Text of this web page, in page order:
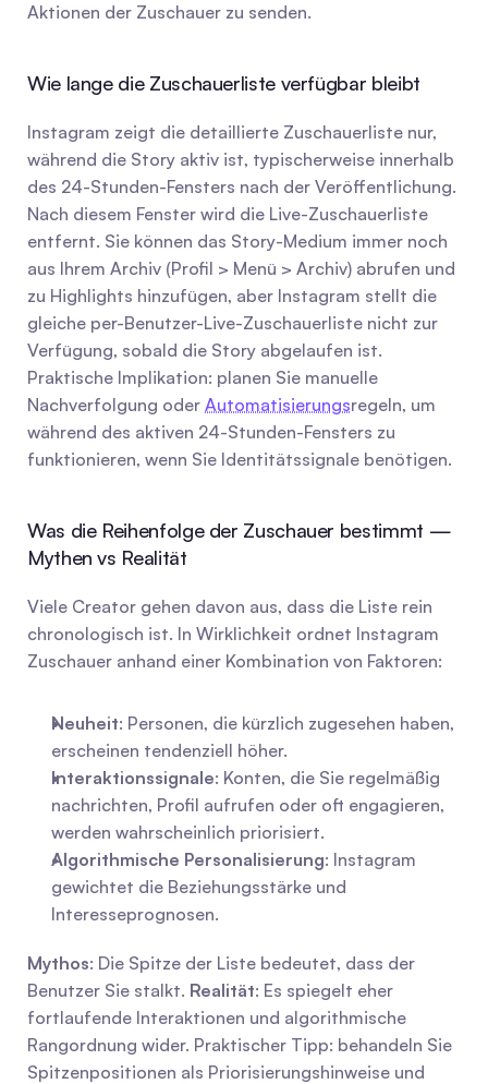
Aktionen der Zuschauer zu senden.
Wie lange die Zuschauerliste verfügbar bleibt
Instagram zeigt die detaillierte Zuschauerliste nur,
während die Story aktiv ist, typischerweise innerhalb
des 24-Stunden-Fensters nach der Veröffentlichung.
Nach diesem Fenster wird die Live-Zuschauerliste
entfernt. Sie können das Story-Medium immer noch
aus Ihrem Archiv (Profil > Menü > Archiv) abrufen und
zu Highlights hinzufügen, aber Instagram stellt die
gleiche per-Benutzer-Live-Zuschauerliste nicht zur
Verfügung, sobald die Story abgelaufen ist.
Praktische Implikation: planen Sie manuelle
Nachverfolgung oder Automatisierungsregeln, um
während des aktiven 24-Stunden-Fensters zu
funktionieren, wenn Sie Identitätssignale benötigen.
Was die Reihenfolge der Zuschauer bestimmt —
Mythen vs Realität
Viele Creator gehen davon aus, dass die Liste rein
chronologisch ist. In Wirklichkeit ordnet Instagram
Zuschauer anhand einer Kombination von Faktoren:
Neuheit: Personen, die kürzlich zugesehen haben,
erscheinen tendenziell höher.
Interaktionssignale: Konten, die Sie regelmäßig
nachrichten, Profil aufrufen oder oft engagieren,
werden wahrscheinlich priorisiert.
Algorithmische Personalisierung: Instagram
gewichtet die Beziehungsstärke und
Interesseprognosen.
Mythos: Die Spitze der Liste bedeutet, dass der
Benutzer Sie stalkt. Realität: Es spiegelt eher
fortlaufende Interaktionen und algorithmische
Rangordnung wider. Praktischer Tipp: behandeln Sie
Spitzenpositionen als Priorisierungshinweise und